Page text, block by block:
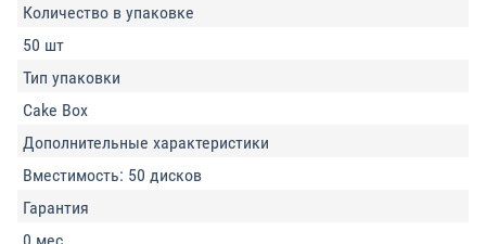
Количество в упаковке
50 шт
Тип упаковки
Cake Box
Дополнительные характеристики
Вместимость: 50 дисков
Гарантия